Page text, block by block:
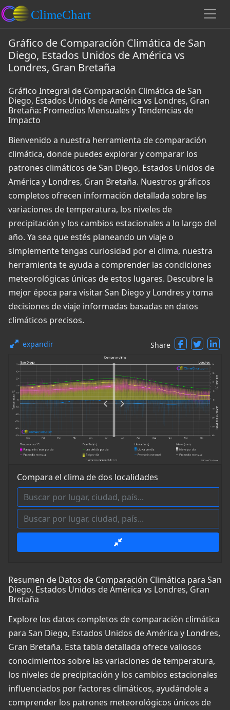
Gráfico de Comparación Climática de San
Diego, Estados Unidos de América vs
Londres, Gran Bretaña
Gráfico Integral de Comparación Climática de San
Diego, Estados Unidos de América vs Londres, Gran
Bretaña: Promedios Mensuales y Tendencias de
Impacto
Bienvenido a nuestra herramienta de comparación
climática, donde puedes explorar y comparar los
patrones climáticos de San Diego, Estados Unidos de
América y Londres, Gran Bretaña. Nuestros gráficos
completos ofrecen información detallada sobre las
variaciones de temperatura, los niveles de
precipitación y los cambios estacionales a lo largo del
año. Ya sea que estés planeando un viaje o
simplemente tengas curiosidad por el clima, nuestra
herramienta te ayuda a comprender las condiciones
meteorológicas únicas de estos lugares. Descubre la
mejor época para visitar San Diego y Londres y toma
decisiones de viaje informadas basadas en datos
climáticos precisos.
expandir Share
Compara el clima de dos localidades
Resumen de Datos de Comparación Climática para San
Diego, Estados Unidos de América vs Londres, Gran
Bretaña
Explore los datos completos de comparación climática
para San Diego, Estados Unidos de América y Londres,
Gran Bretaña. Esta tabla detallada ofrece valiosos
conocimientos sobre las variaciones de temperatura,
los niveles de precipitación y los cambios estacionales
influenciados por factores climáticos, ayudándole a
comprender los patrones meteorológicos únicos de